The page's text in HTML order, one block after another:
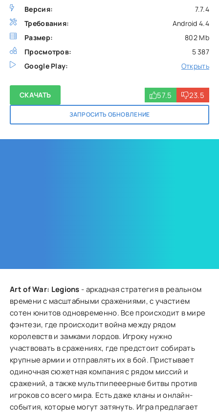
Версия:
7.7.4
Требования:
Android 4.4
Размер:
802 Mb
Просмотров:
5 387
Google Play:
Открыть
СКАЧАТЬ
ЗАПРОСИТЬ ОБНОВЛЕНИЕ
57.5 23.5
Art of War: Legions - аркадная стратегия в реальном
времени с масштабными сражениями, с участием
сотен юнитов одновременно. Все происходит в мире
фэнтези, где происходит война между рядом
королевств и замками лордов. Игроку нужно
участвовать в сражениях, где предстоит собирать
крупные армии и отправлять их в бой. Пристывает
одиночная сюжетная компания с рядом миссий и
сражений, а также мультпипееерные битвы против
игроков со всего мира. Есть даже кланы и онлайн-
события, которые могут затянуть. Игра предлагает